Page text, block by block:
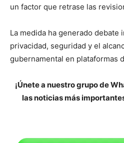
un factor que retrase las
La medida ha generado debate
privacidad, seguridad y el
gubernamental en plataformas
¡Únete a nuestro grupo de
las noticias más